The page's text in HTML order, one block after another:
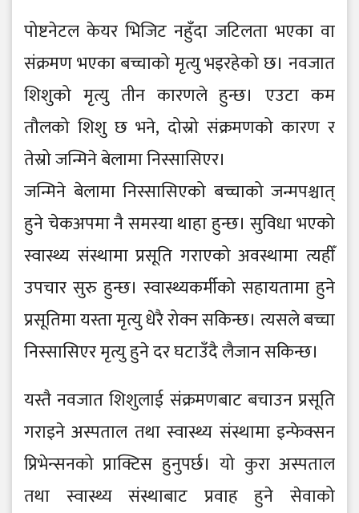
पोष्टनेटल केयर भिजिट नहुँदा जटिलता भएका वा
संक्रमण भएका बच्चाको मृत्यु भइरहेको छ। नवजात
शिशुको मृत्यु तीन कारणले हुन्छ। एउटा कम
तौलको शिशु छ भने, दोस्रो संक्रमणको कारण र
तेस्रो जन्मिने बेलामा निस्सासिएर।
जन्मिने बेलामा निस्सासिएको बच्चाको जन्मपश्चात्
हुने चेकअपमा नै समस्या थाहा हुन्छ। सुविधा भएको
स्वास्थ्य संस्थामा प्रसूति गराएको अवस्थामा त्यहीँ
उपचार सुरु हुन्छ। स्वास्थ्यकर्मीको सहायतामा हुने
प्रसूतिमा यस्ता मृत्यु धेरै रोक्न सकिन्छ। त्यसले बच्चा
निस्सासिएर मृत्यु हुने दर घटाउँदै लैजान सकिन्छ।
यस्तै नवजात शिशुलाई संक्रमणबाट बचाउन प्रसूति
गराइने अस्पताल तथा स्वास्थ्य संस्थामा इन्फेक्सन
प्रिभेन्सनको प्राक्टिस हुनुपर्छ। यो कुरा अस्पताल
तथा स्वास्थ्य संस्थाबाट प्रवाह हुने सेवाको